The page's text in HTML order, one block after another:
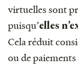
virtuelles sont
puisqu’elles
Cela réduit
ou de